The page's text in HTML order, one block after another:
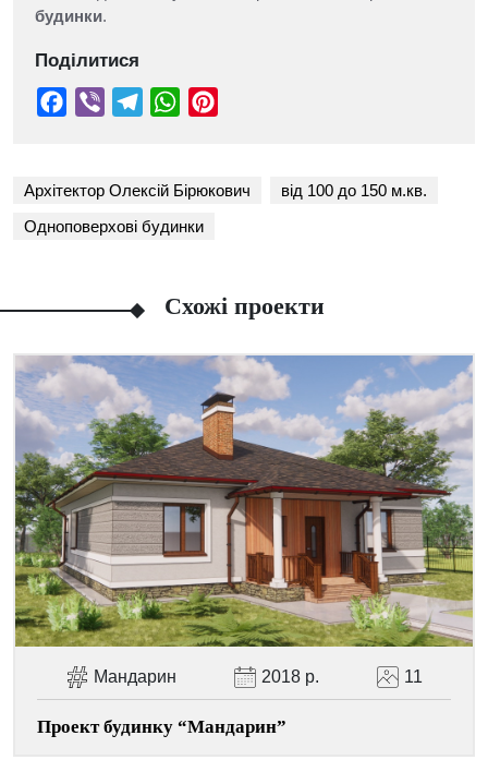
будинки.
Поділитися
Facebook
Viber TelegramWhatsAppPinterest
Архітектор Олексій Бірюкович
від 100 до 150 м.кв.
Одноповерхові будинки
Схожі проекти
Мандарин 2018 р. 11
Проект будинку “Мандарин”